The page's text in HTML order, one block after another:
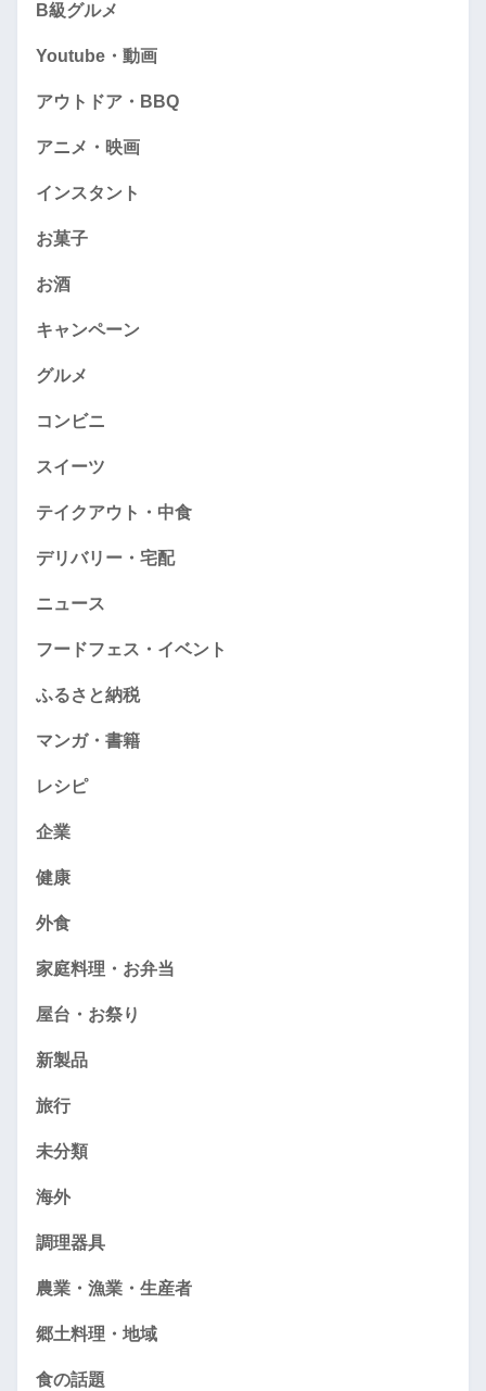
B級グルメ
Youtube・動画
アウトドア・BBQ
アニメ・映画
インスタント
お菓子
お酒
キャンペーン
グルメ
コンビニ
スイーツ
テイクアウト・中食
デリバリー・宅配
ニュース
フードフェス・イベント
ふるさと納税
マンガ・書籍
レシピ
企業
健康
外食
家庭料理・お弁当
屋台・お祭り
新製品
旅行
未分類
海外
調理器具
農業・漁業・生産者
郷土料理・地域
食の話題